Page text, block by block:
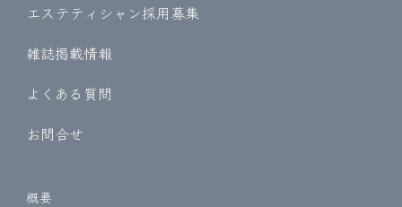
エステティシャン採用募集
雑誌掲載情報
よくある質問
お問合せ
概要